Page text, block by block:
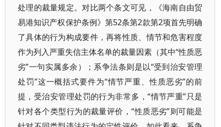
处理的裁量规定。对比两个条文可见，《海南自由贸
易港知识产权保护条例》第52条第2款第2项首先明确
了具体的行为构成要件，再将性质、情节和危害程度
作为列入严重失信主体名单的裁量因素（其中“性质恶
劣”一句实属多余）；系争法条则是以“受到治安管理
处罚”这一概括式要件为“情节严重、性质恶劣”的前
提，受治安管理处罚的行为非常多，“情节严重”只是
针对各个类型行为的裁量评价，“性质恶劣”则可能是